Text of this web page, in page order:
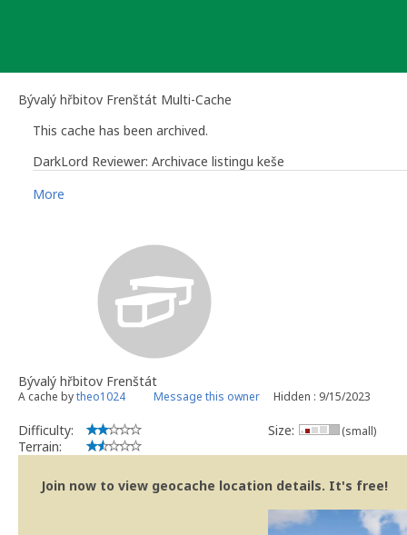
Bývalý hřbitov Frenštát Multi-Cache
This cache has been archived.
DarkLord Reviewer: Archivace listingu keše
DarkLord Reviewer
More
Bývalý hřbitov Frenštát
A cache bytheo1024 Message this owner Hidden : 9/15/2023
Difficulty:
Terrain:
Size: (small)
Join now to view geocache location details. It's free!